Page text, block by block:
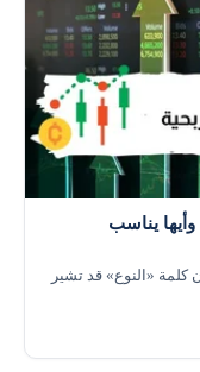
وأيها يناسب
كلمة «النوع» قد تشير